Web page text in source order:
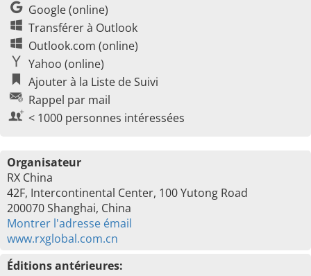
Google (online)
Transférer à Outlook
Outlook.com (online)
Yahoo (online)
Ajouter à la Liste de Suivi
Rappel par mail
< 1000 personnes intéressées
Organisateur
RX China
42F, Intercontinental Center, 100 Yutong Road
200070 Shanghai, China
Montrer l'adresse émail
www.rxglobal.com.cn
Éditions antérieures: